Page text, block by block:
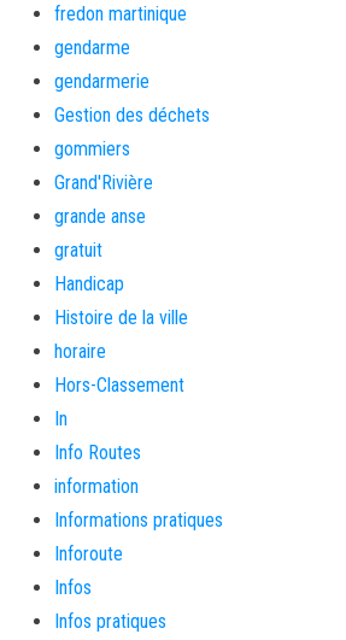
fredon martinique
gendarme
gendarmerie
Gestion des déchets
gommiers
Grand'Rivière
grande anse
gratuit
Handicap
Histoire de la ville
horaire
Hors-Classement
In
Info Routes
information
Informations pratiques
Inforoute
Infos
Infos pratiques